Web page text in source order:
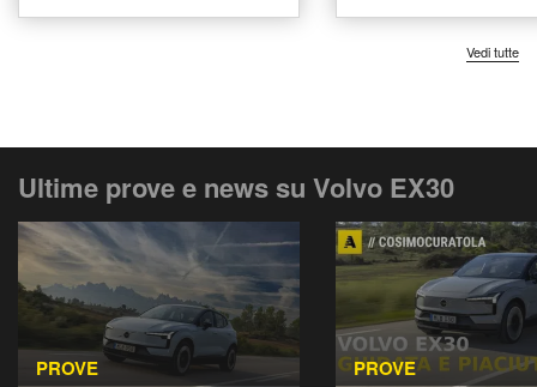
Vedi tutte
Ultime prove e news su Volvo EX30
PROVE PROVE